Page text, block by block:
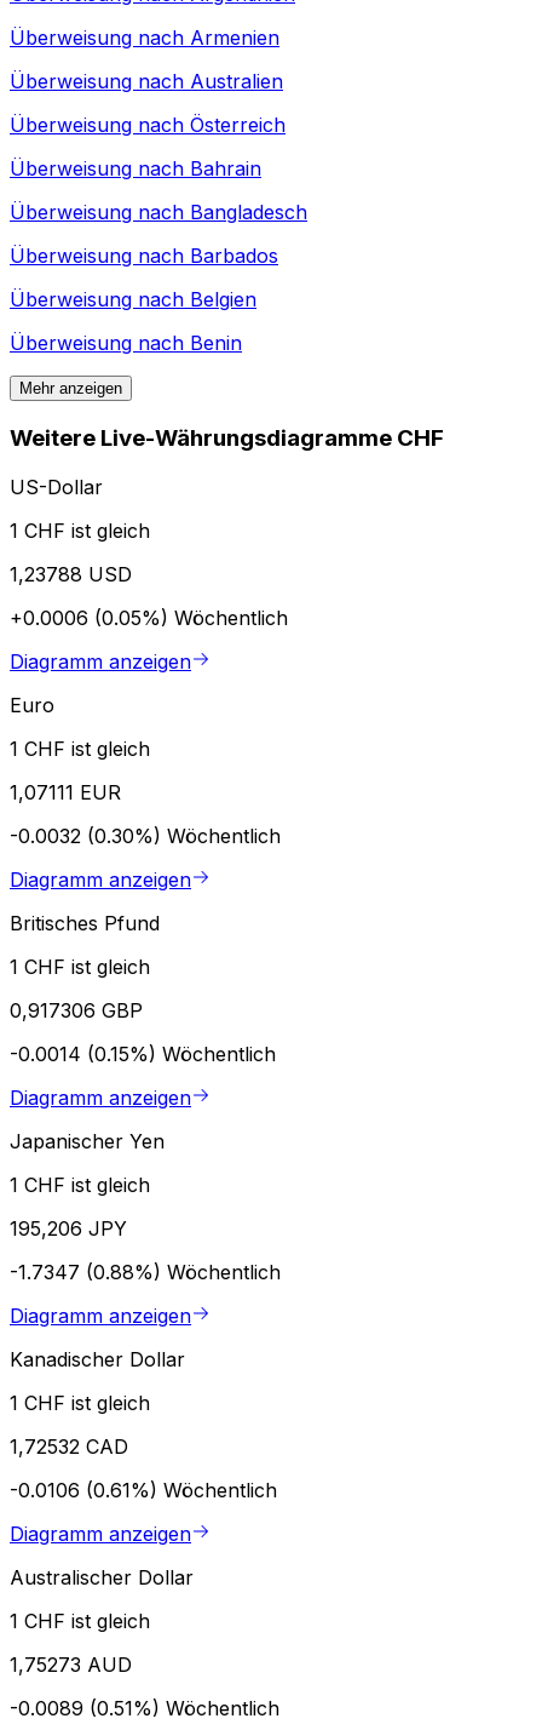
Überweisung nach Armenien
Überweisung nach Australien
Überweisung nach Österreich
Überweisung nach Bahrain
Überweisung nach Bangladesch
Überweisung nach Barbados
Überweisung nach Belgien
Überweisung nach Benin
Mehr anzeigen
Weitere Live-Währungsdiagramme CHF
US-Dollar
1 CHF ist gleich
1,23788 USD
+0.0006 (0.05%) Wöchentlich
Diagramm anzeigen
Euro
1 CHF ist gleich
1,07111 EUR
-0.0032 (0.30%) Wöchentlich
Diagramm anzeigen
Britisches Pfund
1 CHF ist gleich
0,917306 GBP
-0.0014 (0.15%) Wöchentlich
Diagramm anzeigen
Japanischer Yen
1 CHF ist gleich
195,206 JPY
-1.7347 (0.88%) Wöchentlich
Diagramm anzeigen
Kanadischer Dollar
1 CHF ist gleich
1,72532 CAD
-0.0106 (0.61%) Wöchentlich
Diagramm anzeigen
Australischer Dollar
1 CHF ist gleich
1,75273 AUD
-0.0089 (0.51%) Wöchentlich